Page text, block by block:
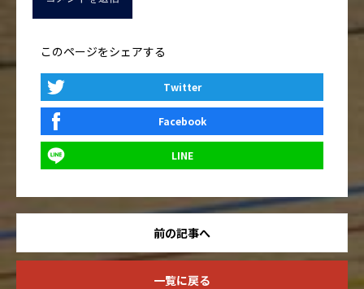
このページをシェアする
Twitter
Facebook
LINE
前の記事へ
一覧に戻る